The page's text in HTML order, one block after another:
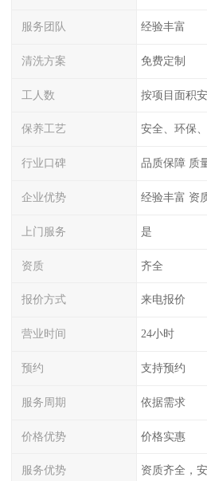
服务团队 经验丰富
清洗方案 免费定制
工人数 按项目面积
保养工艺 安全、环保
行业口碑 品质保障 质
企业优势 经验丰富 资
上门服务 是
资质 齐全
报价方式 来电报价
营业时间 24小时
预约 支持预约
服务周期 依据需求
价格优势 价格实惠
服务优势 资质齐全，